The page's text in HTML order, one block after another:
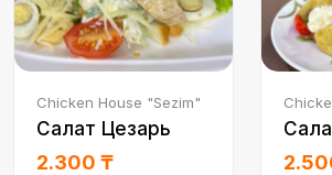
Chicken House "Sezim"
Салат Цезарь
2.300 ₸